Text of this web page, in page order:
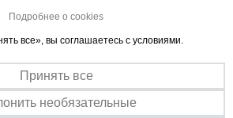
Подробнее о cookies
все», вы соглашаетесь с условиями.
Принять все
необязательные